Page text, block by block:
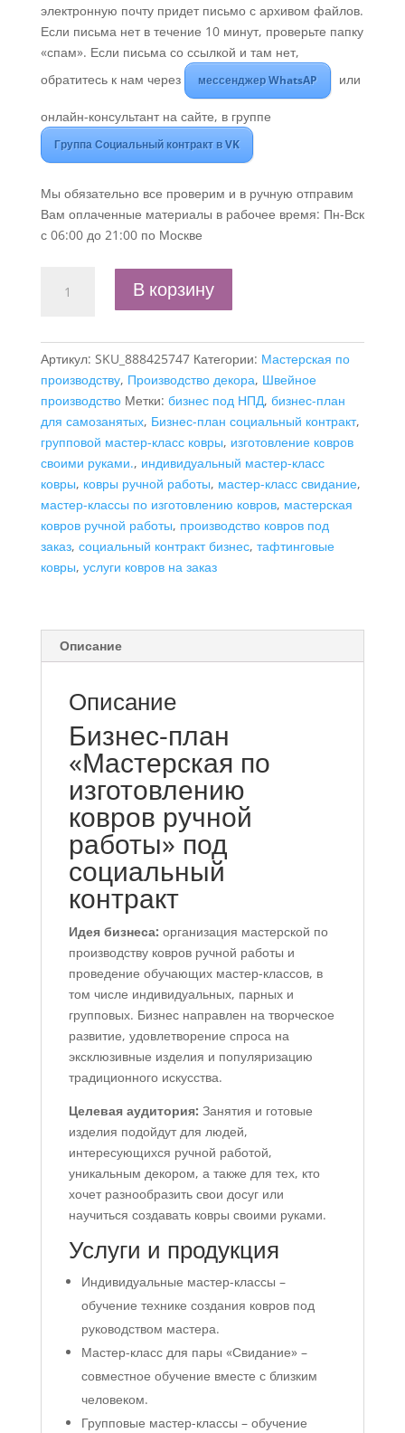
электронную почту придет письмо с архивом файлов.
Если письма нет в течение 10 минут, проверьте папку
«спам». Если письма со ссылкой и там нет,
обратитесь к нам через
мессенджер WhatsAP или
онлайн-консультант на сайте, в группе
Группа Социальный контракт в VK
Мы обязательно все проверим и в ручную отправим
Вам оплаченные материалы в рабочее время: Пн-Вск
с 06:00 до 21:00 по Москве
товара
план
"Мастерская
по
изготовлению
ковров
ручной
работы",
самозанятость
В корзину
Артикул: SKU_888425747 Категории: Мастерская по
производству, Производство декора, Швейное
производство Метки: бизнес под НПД, бизнес-план
для самозанятых, Бизнес-план социальный контракт,
групповой мастер-класс ковры, изготовление ковров
своими руками., индивидуальный мастер-класс
ковры, ковры ручной работы, мастер-класс свидание,
мастер-классы по изготовлению ковров, мастерская
ковров ручной работы, производство ковров под
заказ, социальный контракт бизнес, тафтинговые
ковры, услуги ковров на заказ
Описание
Описание
Бизнес-план
«Мастерская по
изготовлению
ковров ручной
работы» под
социальный
контракт
Идея бизнеса: организация мастерской по
производству ковров ручной работы и
проведение обучающих мастер-классов, в
том числе индивидуальных, парных и
групповых. Бизнес направлен на творческое
развитие, удовлетворение спроса на
эксклюзивные изделия и популяризацию
традиционного искусства.
Целевая аудитория: Занятия и готовые
изделия подойдут для людей,
интересующихся ручной работой,
уникальным декором, а также для тех, кто
хочет разнообразить свои досуг или
научиться создавать ковры своими руками.
Услуги и продукция
Индивидуальные мастер-классы –
обучение технике создания ковров под
руководством мастера.
Мастер-класс для пары «Свидание» –
совместное обучение вместе с близким
человеком.
Групповые мастер-классы – обучение